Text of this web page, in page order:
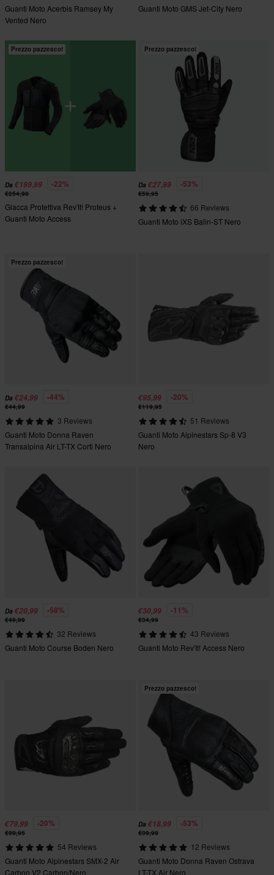
Guanti Moto Acerbis Ramsey My
Vented Nero
Guanti Moto GMS Jet-City Nero
Prezzo pazzesco!
Da €199,99 -22%
€254,98
Giacca Protettiva Rev'It! Proteus +
Guanti Moto Access
Prezzo pazzesco!
Da €27,99 -53%
€59,95
66 Reviews
Guanti Moto iXS Balin-ST Nero
Prezzo pazzesco!
Da €24,99 -44%
€44,99
3 Reviews
Guanti Moto Donna Raven
Transalpina Air LT-TX Corti Nero
€95,99 -20%
€119,95
51 Reviews
Guanti Moto Alpinestars Sp-8 V3
Nero
Da €20,99 -58%
€49,99
32 Reviews
Guanti Moto Course Boden Nero
€30,99 -11%
€34,99
43 Reviews
Guanti Moto Rev'It! Access Nero
€79,99 -20%
€99,95
54 Reviews
Guanti Moto Alpinestars SMX-2 Air
Carbon V2 Carbon/Nero
Prezzo pazzesco!
Da €18,99 -53%
€39,99
12 Reviews
Guanti Moto Donna Raven Ostrava
LT-TX Air Nero